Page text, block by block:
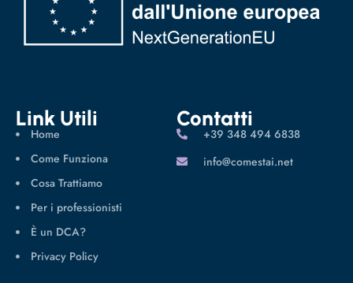
Link Utili
Home
Come Funziona
Cosa Trattiamo
Per i professionisti
È un DCA?
Privacy Policy
Contatti
‪+39 348 494 6838
info@comestai.net